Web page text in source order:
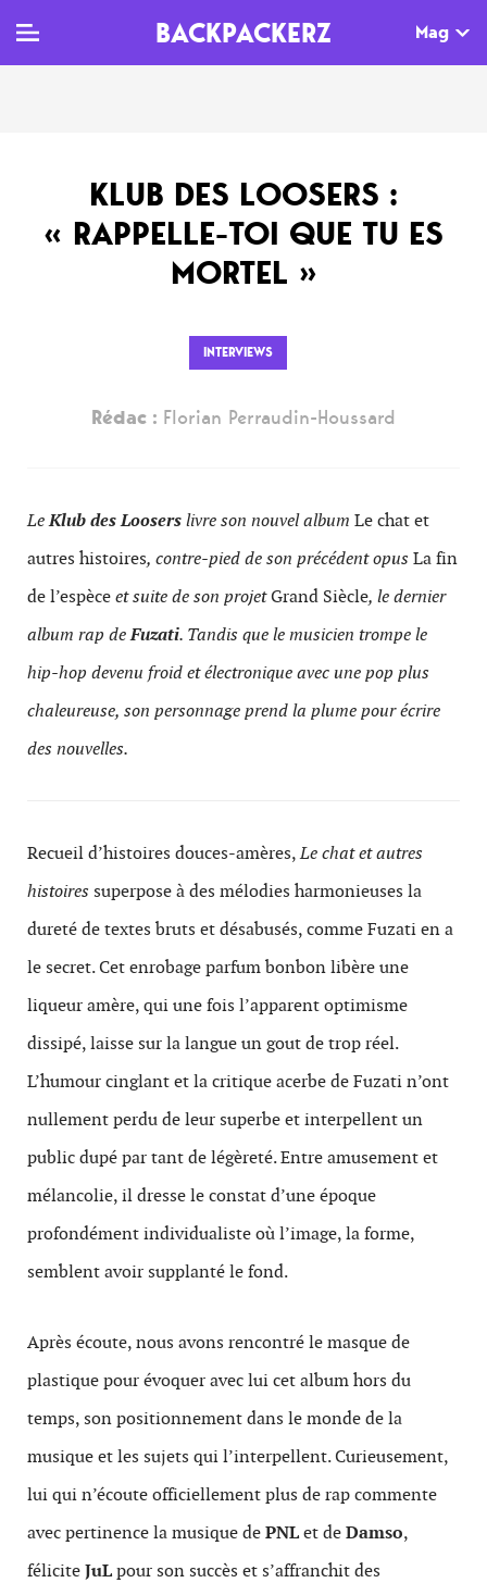
BACKPACKERZ Mag
Clips
Live
Dossiers
Tops
Interviews
Chroniques
Paris
Festivals
KLUB DES LOOSERS :
« RAPPELLE-TOI QUE TU ES
MORTEL »
INTERVIEWS
Rédac : Florian Perraudin-Houssard
LeKlub des Looserslivre son nouvel album Le chat et
autres histoires, contre-pied de son précédent opus La fin
de l’espèceet suite de son projetGrand Siècle, le dernier
album rap deFuzati. Tandis que le musicien trompe le
hip-hop devenu froid et électronique avec une pop plus
chaleureuse, son personnage prend la plume pour écrire
des nouvelles.
Recueil d’histoires douces-amères,Le chat et autres
histoires superpose à des mélodies harmonieuses la
dureté de textes bruts et désabusés, comme Fuzati en a
le secret. Cet enrobage parfum bonbon libère une
liqueur amère, qui une fois l’apparent optimisme
dissipé, laisse sur la langue un gout de trop réel.
L’humour cinglant et la critique acerbe de Fuzati n’ont
nullement perdu de leur superbe et interpellent un
public dupé par tant de légèreté. Entre amusement et
mélancolie, il dresse le constat d’une époque
profondément individualiste où l’image, la forme,
semblent avoir supplanté le fond.
Après écoute, nous avons rencontré le masque de
plastique pour évoquer avec lui cet album hors du
temps, son positionnement dans le monde de la
musique et les sujets qui l’interpellent. Curieusement,
lui qui n’écoute officiellement plus de rap commente
avec pertinence la musique dePNLet deDamso,
féliciteJuLpour son succès et s’affranchit des